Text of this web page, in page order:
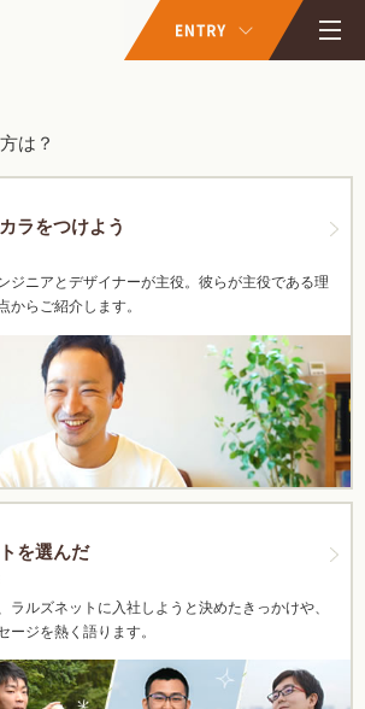
は？
ラをつけよう
ジニアとデザイナーが主役。 彼らが主役である理
からご紹介します。
を選んだ
ラルズネットに入社しようと決めたきっかけや、
ジを熱く語ります。